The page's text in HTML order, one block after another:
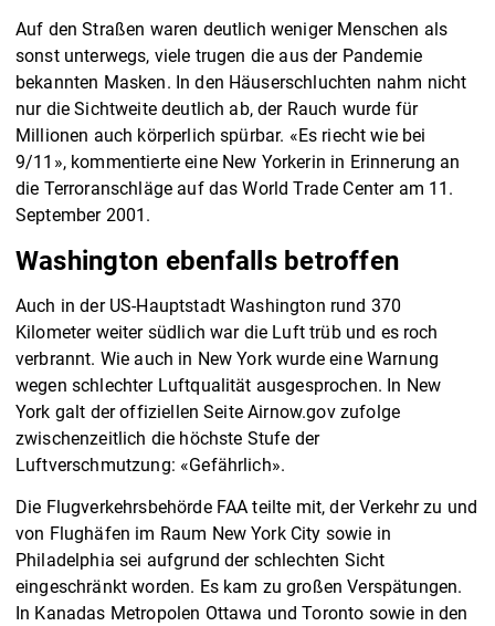
Auf den Straßen waren deutlich weniger Menschen als
sonst unterwegs, viele trugen die aus der Pandemie
bekannten Masken. In den Häuserschluchten nahm nicht
nur die Sichtweite deutlich ab, der Rauch wurde für
Millionen auch körperlich spürbar. «Es riecht wie bei
9/11», kommentierte eine New Yorkerin in Erinnerung an
die Terroranschläge auf das World Trade Center am 11.
September 2001.
Washington ebenfalls betroffen
Auch in der US-Hauptstadt Washington rund 370
Kilometer weiter südlich war die Luft trüb und es roch
verbrannt. Wie auch in New York wurde eine Warnung
wegen schlechter Luftqualität ausgesprochen. In New
York galt der offiziellen Seite Airnow.gov zufolge
zwischenzeitlich die höchste Stufe der
Luftverschmutzung: «Gefährlich».
Die Flugverkehrsbehörde FAA teilte mit, der Verkehr zu und
von Flughäfen im Raum New York City sowie in
Philadelphia sei aufgrund der schlechten Sicht
eingeschränkt worden. Es kam zu großen Verspätungen.
In Kanadas Metropolen Ottawa und Toronto sowie in den